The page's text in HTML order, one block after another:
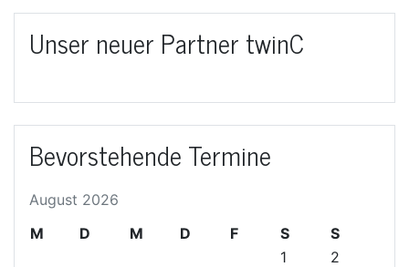
Unser neuer Partner twinC
Bevorstehende Termine
August 2026
M
D M D F S
S
1
2